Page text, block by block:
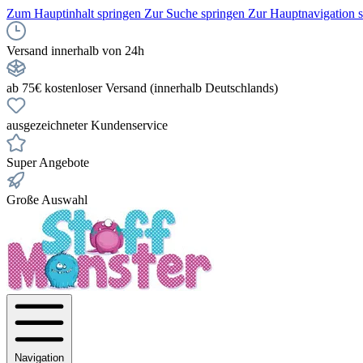
Zum Hauptinhalt springen Zur Suche springen Zur Hauptnavigation
Versand innerhalb von 24h
ab 75€ kostenloser Versand (innerhalb Deutschlands)
ausgezeichneter Kundenservice
Super Angebote
Große Auswahl
Navigation